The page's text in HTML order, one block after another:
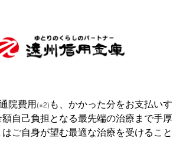
院費用(※2) も、かかった分をお支払いす
自己負担となる最先端の治療まで手厚
ご自身が望む最適な治療を受けること